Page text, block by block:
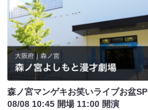
森ノ宮マンゲキお笑いライブお盆SP
08/08 10:45 開場 11:00 開演